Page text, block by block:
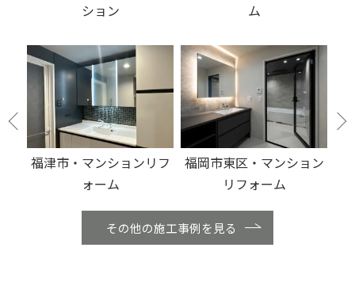
ム
ォーム
福岡市東区・マンション
リフォーム
福岡市東区・マンション
リフォーム
その他の施工事例を見る